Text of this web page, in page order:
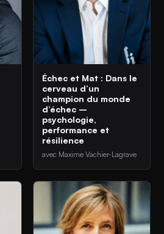
Échec et Mat : Dans le
cerveau d’un
champion du monde
d’échec –
psychologie,
performance et
résilience
avec Maxime Vachier-Lagrave